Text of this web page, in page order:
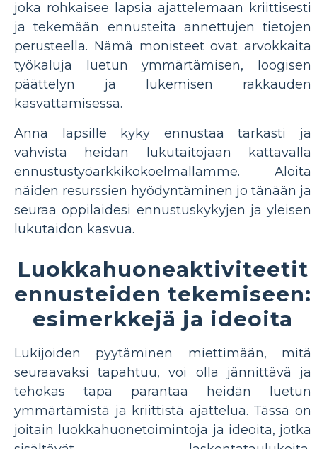
joka rohkaisee lapsia ajattelemaan kriittisesti
ja tekemään ennusteita annettujen tietojen
perusteella. Nämä monisteet ovat arvokkaita
työkaluja luetun ymmärtämisen, loogisen
päättelyn ja lukemisen rakkauden
kasvattamisessa.
Anna lapsille kyky ennustaa tarkasti ja
vahvista heidän lukutaitojaan kattavalla
ennustustyöarkkikokoelmallamme. Aloita
näiden resurssien hyödyntäminen jo tänään ja
seuraa oppilaidesi ennustuskykyjen ja yleisen
lukutaidon kasvua.
Luokkahuoneaktiviteetit
ennusteiden tekemiseen:
esimerkkejä ja ideoita
Lukijoiden pyytäminen miettimään, mitä
seuraavaksi tapahtuu, voi olla jännittävä ja
tehokas tapa parantaa heidän luetun
ymmärtämistä ja kriittistä ajattelua. Tässä on
joitain luokkahuonetoimintoja ja ideoita, jotka